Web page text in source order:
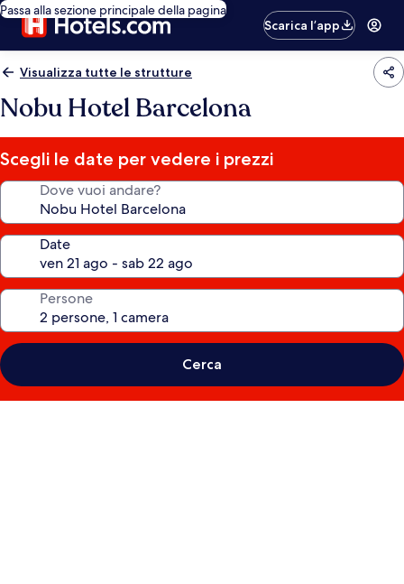
Passa alla sezione principale della pagina
Scarica l’app
Visualizza tutte le strutture
Nobu Hotel Barcelona
Scegli le date per vedere i prezzi
Dove vuoi andare?
Date
Persone
Cerca